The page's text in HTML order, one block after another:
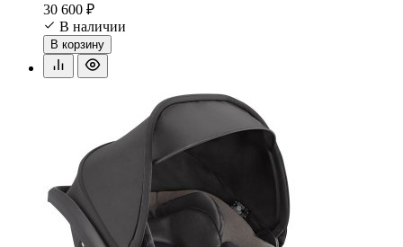
30 600 ₽
В наличии
В корзину